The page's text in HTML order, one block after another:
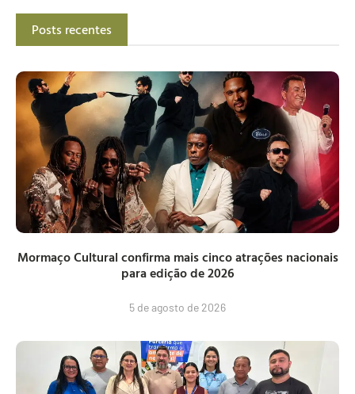
Posts recentes
Mormaço Cultural confirma mais cinco atrações nacionais
para edição de 2026
5 de agosto de 2026